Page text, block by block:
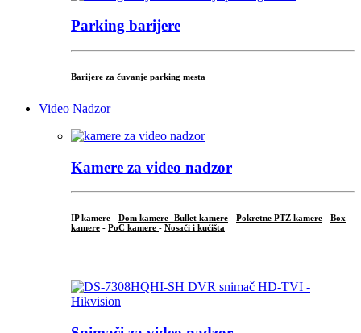
Parking barijere
Barijere za čuvanje parking mesta
Video Nadzor
Kamere za video nadzor
IP kamere - Dom kamere -Bullet kamere - Pokretne PTZ kamere - Box
kamere - PoC kamere - Nosači i kućišta